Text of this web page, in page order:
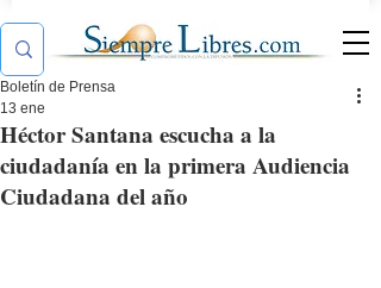
Héctor Santana escucha a la
ciudadanía en la primera Audiencia
Ciudadana del año
Boletín de Prensa
13 ene